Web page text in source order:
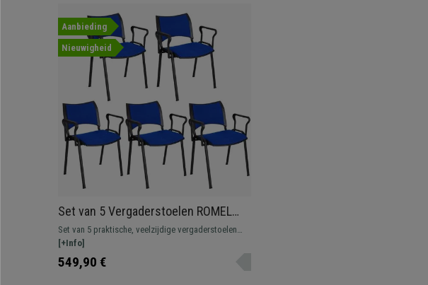
Aanbieding
Nieuwigheid
Set van 5 Vergaderstoelen ROMEL
MET ARMLEUNINGEN, Comfortabele
Zitting, Stapelbaar, Zwarte Poten,
Blauw Stoffen Bekleding
Set van 5 praktische, veelzijdige vergaderstoelen
ROMEL MET ARMLEUNINGEN. Comfortabel,
bestendig en met een mooi, modern ontwerp.
[+Info]
549,90 €